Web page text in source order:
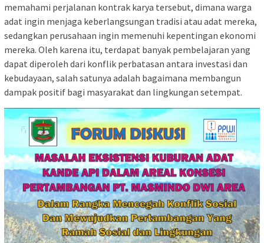
memahami perjalanan kontrak karya tersebut, dimana warga
adat ingin menjaga keberlangsungan tradisi atau adat mereka,
sedangkan perusahaan ingin memenuhi kepentingan ekonomi
mereka. Oleh karena itu, terdapat banyak pembelajaran yang
dapat diperoleh dari konflik perbatasan antara investasi dan
kebudayaan, salah satunya adalah bagaimana membangun
dampak positif bagi masyarakat dan lingkungan setempat.